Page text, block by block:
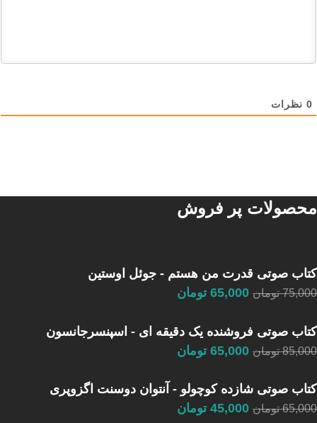
0 نظرات
محصولات پر فروش
کتاب صوتی قدرت من هستم - جوئل اوستین
75,000 تومان 65,000 تومان
کتاب صوتی فروشنده یک دقیقه ای - اسپنسرجانسون
85,000 تومان 65,000 تومان
کتاب صوتی شازده کوچولو - آنتوان دوسنت اگزوپری
65,000 تومان 45,000 تومان